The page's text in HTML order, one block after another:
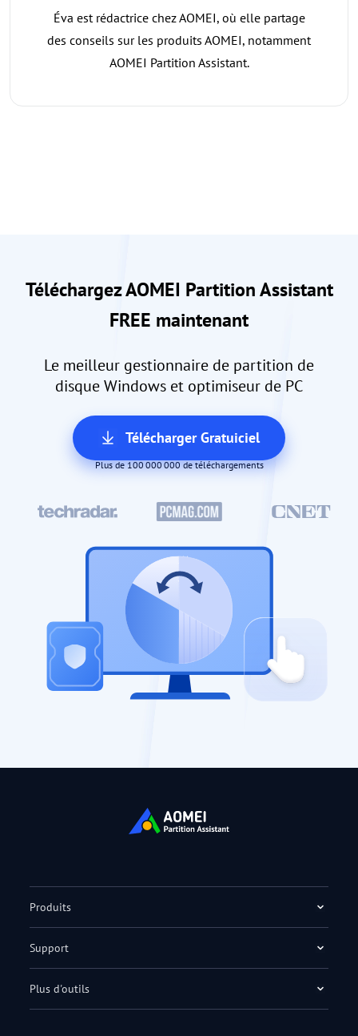
Éva est rédactrice chez AOMEI, où elle partage
des conseils sur les produits AOMEI, notamment
AOMEI Partition Assistant.
Téléchargez AOMEI Partition Assistant
FREE maintenant
Le meilleur gestionnaire de partition de
disque Windows et optimiseur de PC
Télécharger Gratuiciel
Plus de 100 000 000 de téléchargements
Produits
Support
Plus d'outils